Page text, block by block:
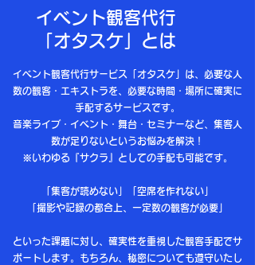
イベント観客代行
「オタスケ」とは
イベント観客代行サービス「オタスケ」は、必要な人
数の観客・エキストラを、必要な時間・場所に確実に
手配するサービスです。
音楽ライブ・イベント・舞台・セミナーなど、集客人
数が足りないというお悩みを解決！
※いわゆる『サクラ』としての手配も可能です。
「集客が読めない」「空席を作れない」
「撮影や記録の都合上、一定数の観客が必要」
といった課題に対し、確実性を重視した観客手配でサ
ポートします。もちろん、秘密についても遵守いたし